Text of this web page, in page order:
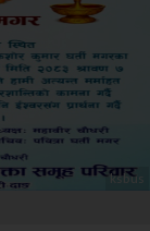
Sdc